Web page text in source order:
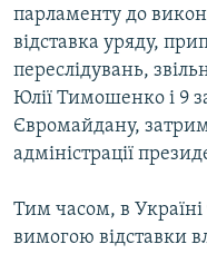
парламенту до
відставка уряду,
переслідувань,
Юлії Тимошенко і 9
Євромайдану,
адміністрації
Тим часом, в Україні
вимогою відставки